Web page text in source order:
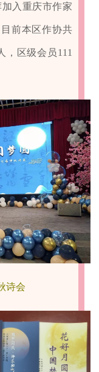
入重庆市作家
前本区作协共
，区级会员111
诗会